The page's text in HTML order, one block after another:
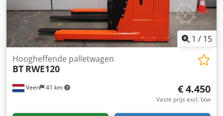
1 / 15
Veen 41 km
Hoogheffende palletwagen
BT RWE120
€ 4.450
Vaste prijs excl. btw